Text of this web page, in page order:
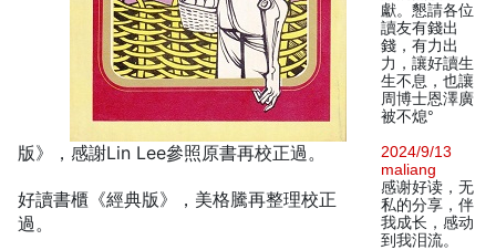
版》，感謝Lin Lee參照原書再校正過。
好讀書櫃《經典版》，美格騰再整理校正
過。
獻。懇請各位
讀友有錢出
錢，有力出
力，讓好讀生
生不息，也讓
周博士恩澤廣
被不熄°
2024/9/13
maliang
感谢好读，无
私的分享，伴
我成长，感动
到我泪流。